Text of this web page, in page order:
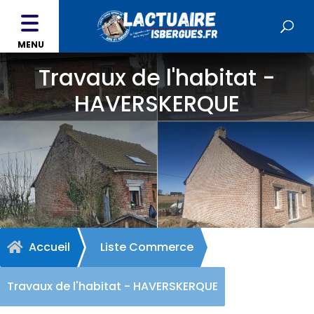
MENU
Travaux de l'habitat -
HAVERSKERQUE
 Accueil Liste Commerce
Travaux de l'habitat - HAVERSKERQUE